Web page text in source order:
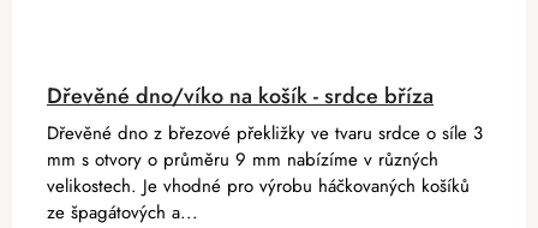
Dřevěné dno/víko na košík - srdce bříza
Dřevěné dno z březové překližky ve tvaru srdce o síle 3
mm s otvory o průměru 9 mm nabízíme v různých
velikostech. Je vhodné pro výrobu háčkovaných košíků
ze špagátových a...